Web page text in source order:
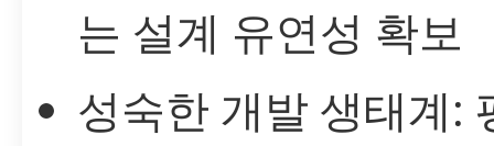
는 설계 유연성 확보
성숙한 개발 생태계: